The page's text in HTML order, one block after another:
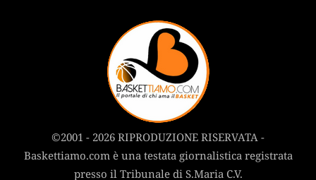
©2001 - 2026 RIPRODUZIONE RISERVATA -
Baskettiamo.com è una testata giornalistica registrata
presso il Tribunale di S.Maria C.V.